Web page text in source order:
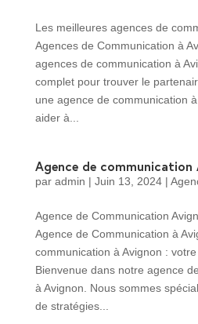
Les meilleures agences de
Agences de Communication à
agences de communication à
complet pour trouver le
une agence de communication
aider à...
Agence de communication
par admin | Juin 13, 2024|
Agence de Communication
Agence de Communication à
communication à Avignon :
Bienvenue dans notre agence
à Avignon. Nous sommes
de stratégies...